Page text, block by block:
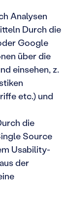
Analysen
Durch die
Google
über die
einsehen, z.
etc.) und
die
Source
Usability-
der